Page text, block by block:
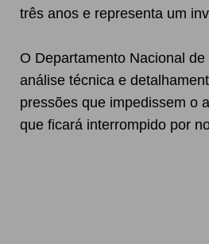
três anos e representa um
O Departamento Nacional
análise técnica e
pressões que impedissem o
que ficará interrompido por